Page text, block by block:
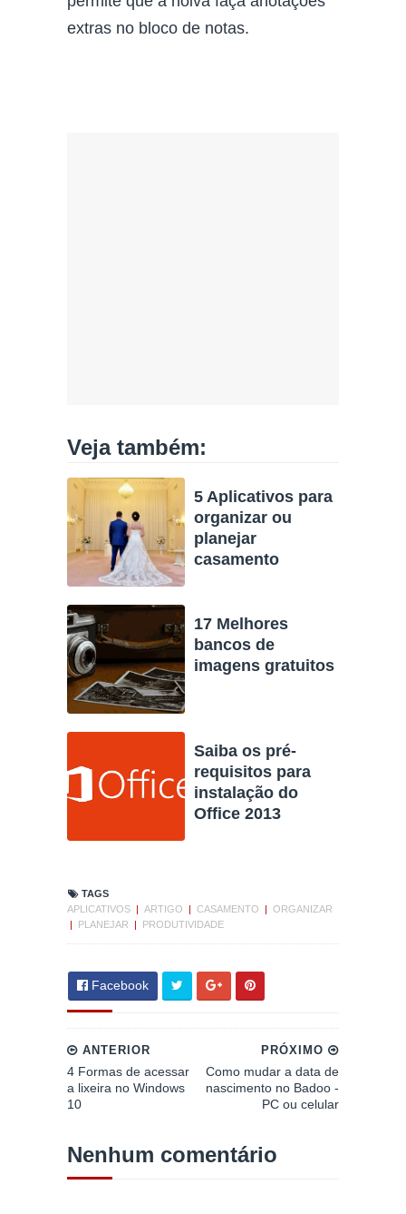
extras no bloco de notas.
Veja também:
5 Aplicativos para
organizar ou
planejar
casamento
17 Melhores
bancos de
imagens gratuitos
Saiba os pré-
requisitos para
instalação do
Office 2013
TAGS
APLICATIVOS
ARTIGO CASAMENTO
ORGANIZAR
PLANEJAR PRODUTIVIDADE
Facebook
PRÓXIMO
Como mudar a data de
nascimento no Badoo -
PC ou celular
ANTERIOR
4 Formas de acessar
a lixeira no Windows
10
Nenhum comentário